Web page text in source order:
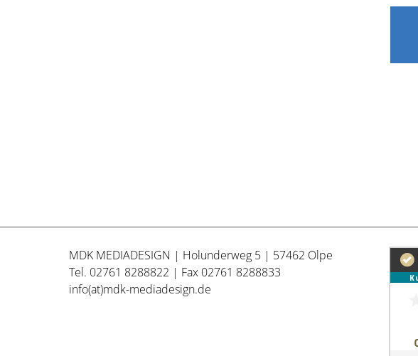
MDK MEDIADESIGN | Holunderweg 5 | 57462 Olpe
Tel. 02761 8288822 | Fax 02761 8288833
info(at)mdk-mediadesign.de